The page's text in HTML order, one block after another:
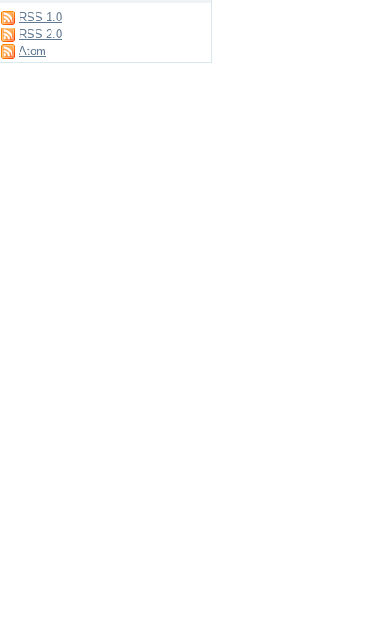
RSS 1.0
RSS 2.0
Atom